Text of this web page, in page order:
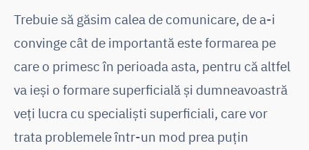
Trebuie să găsim calea de comunicare, de a-i
convinge cât de importantă este formarea pe
care o primesc în perioada asta, pentru că altfel
va ieși o formare superficială și dumneavoastră
veți lucra cu specialiști superficiali, care vor
trata problemele într-un mod prea puțin